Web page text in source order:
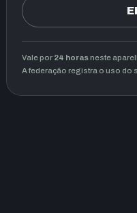
Vale por 24 horasneste
A federação registra o uso do